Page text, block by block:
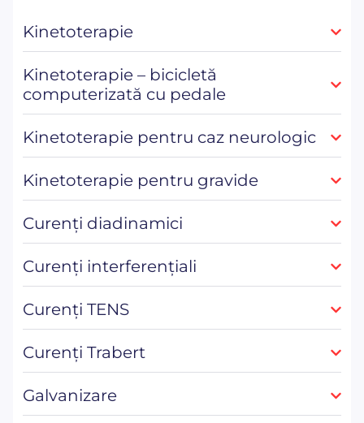
Kinetoterapie
Kinetoterapie – bicicletă
computerizată cu pedale
Kinetoterapie pentru caz neurologic
Kinetoterapie pentru gravide
Curenți diadinamici
Curenți interferențiali
Curenți TENS
Curenți Trabert
Galvanizare